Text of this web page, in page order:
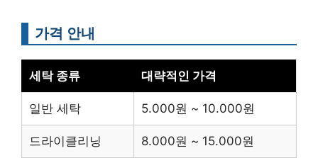
가격 안내
세탁 종류 대략적인 가격
일반 세탁 5.000원 ~ 10.000원
드라이클리닝 8.000원 ~ 15.000원